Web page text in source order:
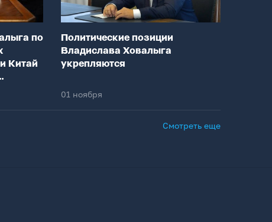
по
Китай
Политические позиции
Владислава Ховалыга
укрепляются
01 ноября
Смотреть еще